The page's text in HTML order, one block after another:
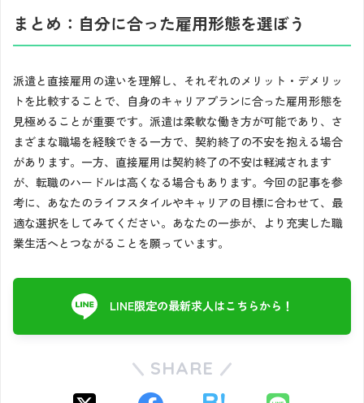
まとめ：自分に合った雇用形態を選ぼう
派遣と直接雇用の違いを理解し、それぞれのメリット・デメリッ
トを比較することで、自身のキャリアプランに合った雇用形態を
見極めることが重要です。派遣は柔軟な働き方が可能であり、さ
まざまな職場を経験できる一方で、契約終了の不安を抱える場合
があります。一方、直接雇用は契約終了の不安は軽減されます
が、転職のハードルは高くなる場合もあります。今回の記事を参
考に、あなたのライフスタイルやキャリアの目標に合わせて、最
適な選択をしてみてください。あなたの一歩が、より充実した職
業生活へとつながることを願っています。
LINE限定の最新求人はこちらから！
SHARE